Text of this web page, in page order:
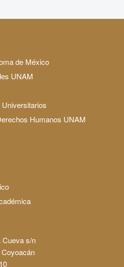
de México
UNAM
Humanos UNAM
Cueva s/n